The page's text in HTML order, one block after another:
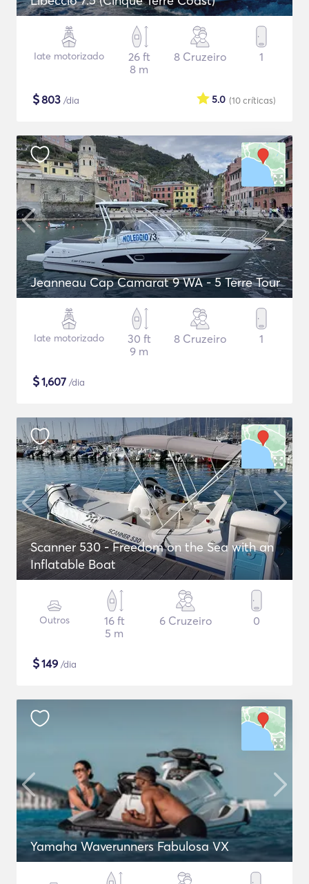
Iate motorizado
26 ft
8 m
8 Cruzeiro 1
$803 /dia (10críticas)
5.0
Jeanneau Cap Camarat 9 WA - 5 Terre Tour
Iate motorizado
30 ft
9 m
8 Cruzeiro 1
$1,607 /dia
Scanner 530 - Freedom on the Sea with an
Inflatable Boat
Outros
16 ft
5 m
6 Cruzeiro 0
$149 /dia
Yamaha Waverunners Fabulosa VX